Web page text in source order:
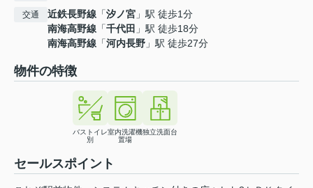
交通 近鉄長野線 「汐ノ宮 」駅 徒歩1分
南海高野線 「千代田 」駅 徒歩18分
南海高野線 「河内長野 」駅 徒歩27分
物件の特徴
バストイレ
別
室内洗濯機
置場
独立洗面台
セールスポイント